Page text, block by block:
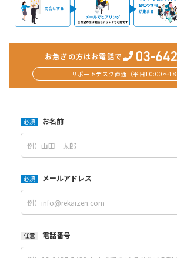
お急ぎの方はお電話で
サポートデスク直通（平日10:00〜
必須 お名前
必須 メールアドレス
任意 電話番号